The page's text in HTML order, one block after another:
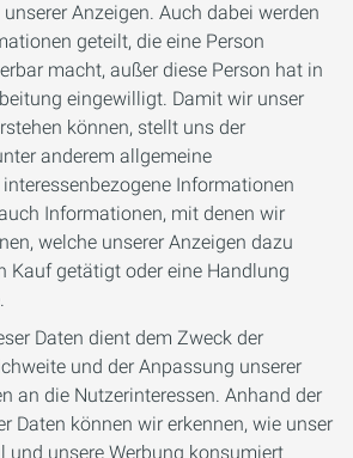
Anzeigen. Auch dabei werden
geteilt, die eine Person
macht, außer diese Person hat in
eingewilligt. Damit wir unser
können, stellt uns der
anderem allgemeine
Informationen
Informationen, mit denen wir
welche unserer Anzeigen dazu
Kauf getätigt oder eine Handlung
Daten dient dem Zweck der
und der Anpassung unserer
an die Nutzerinteressen. Anhand der
Daten können wir erkennen, wie unser
und unsere Werbung konsumiert